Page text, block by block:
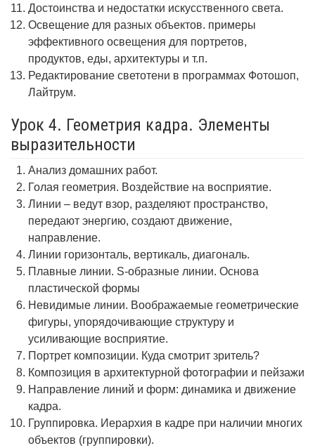
Достоинства и недостатки искусственного света.
Освещение для разных объектов. примеры
эффективного освещения для портретов,
продуктов, еды, архитектуры и т.п.
Редактирование светотени в программах Фотошоп,
Лайтрум.
Урок 4. Геометрия кадра. Элементы
выразительности
Анализ домашних работ.
Голая геометрия. Воздействие на восприятие.
Линии – ведут взор, разделяют пространство,
передают энергию, создают движение,
направление.
Линии горизонталь, вертикаль, диагональ.
Плавные линии. S-образные линии. Основа
пластической формы
Невидимые линии. Воображаемые геометрические
фигуры, упорядочивающие структуру и
усиливающие восприятие.
Портрет композиции. Куда смотрит зритель?
Композиция в архитектурной фотографии и пейзажи
Направление линий и форм: динамика и движение
кадра.
Группировка. Иерархия в кадре при наличии многих
объектов (группировки).